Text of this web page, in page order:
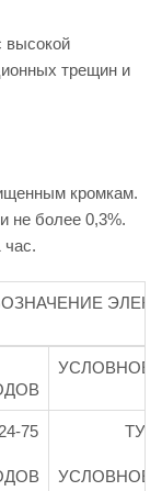
высокой
трещин и
кромкам.
не более 0,3%.
час.
УСЛОВНОЕ
75 ТУ
УСЛОВНОЕ